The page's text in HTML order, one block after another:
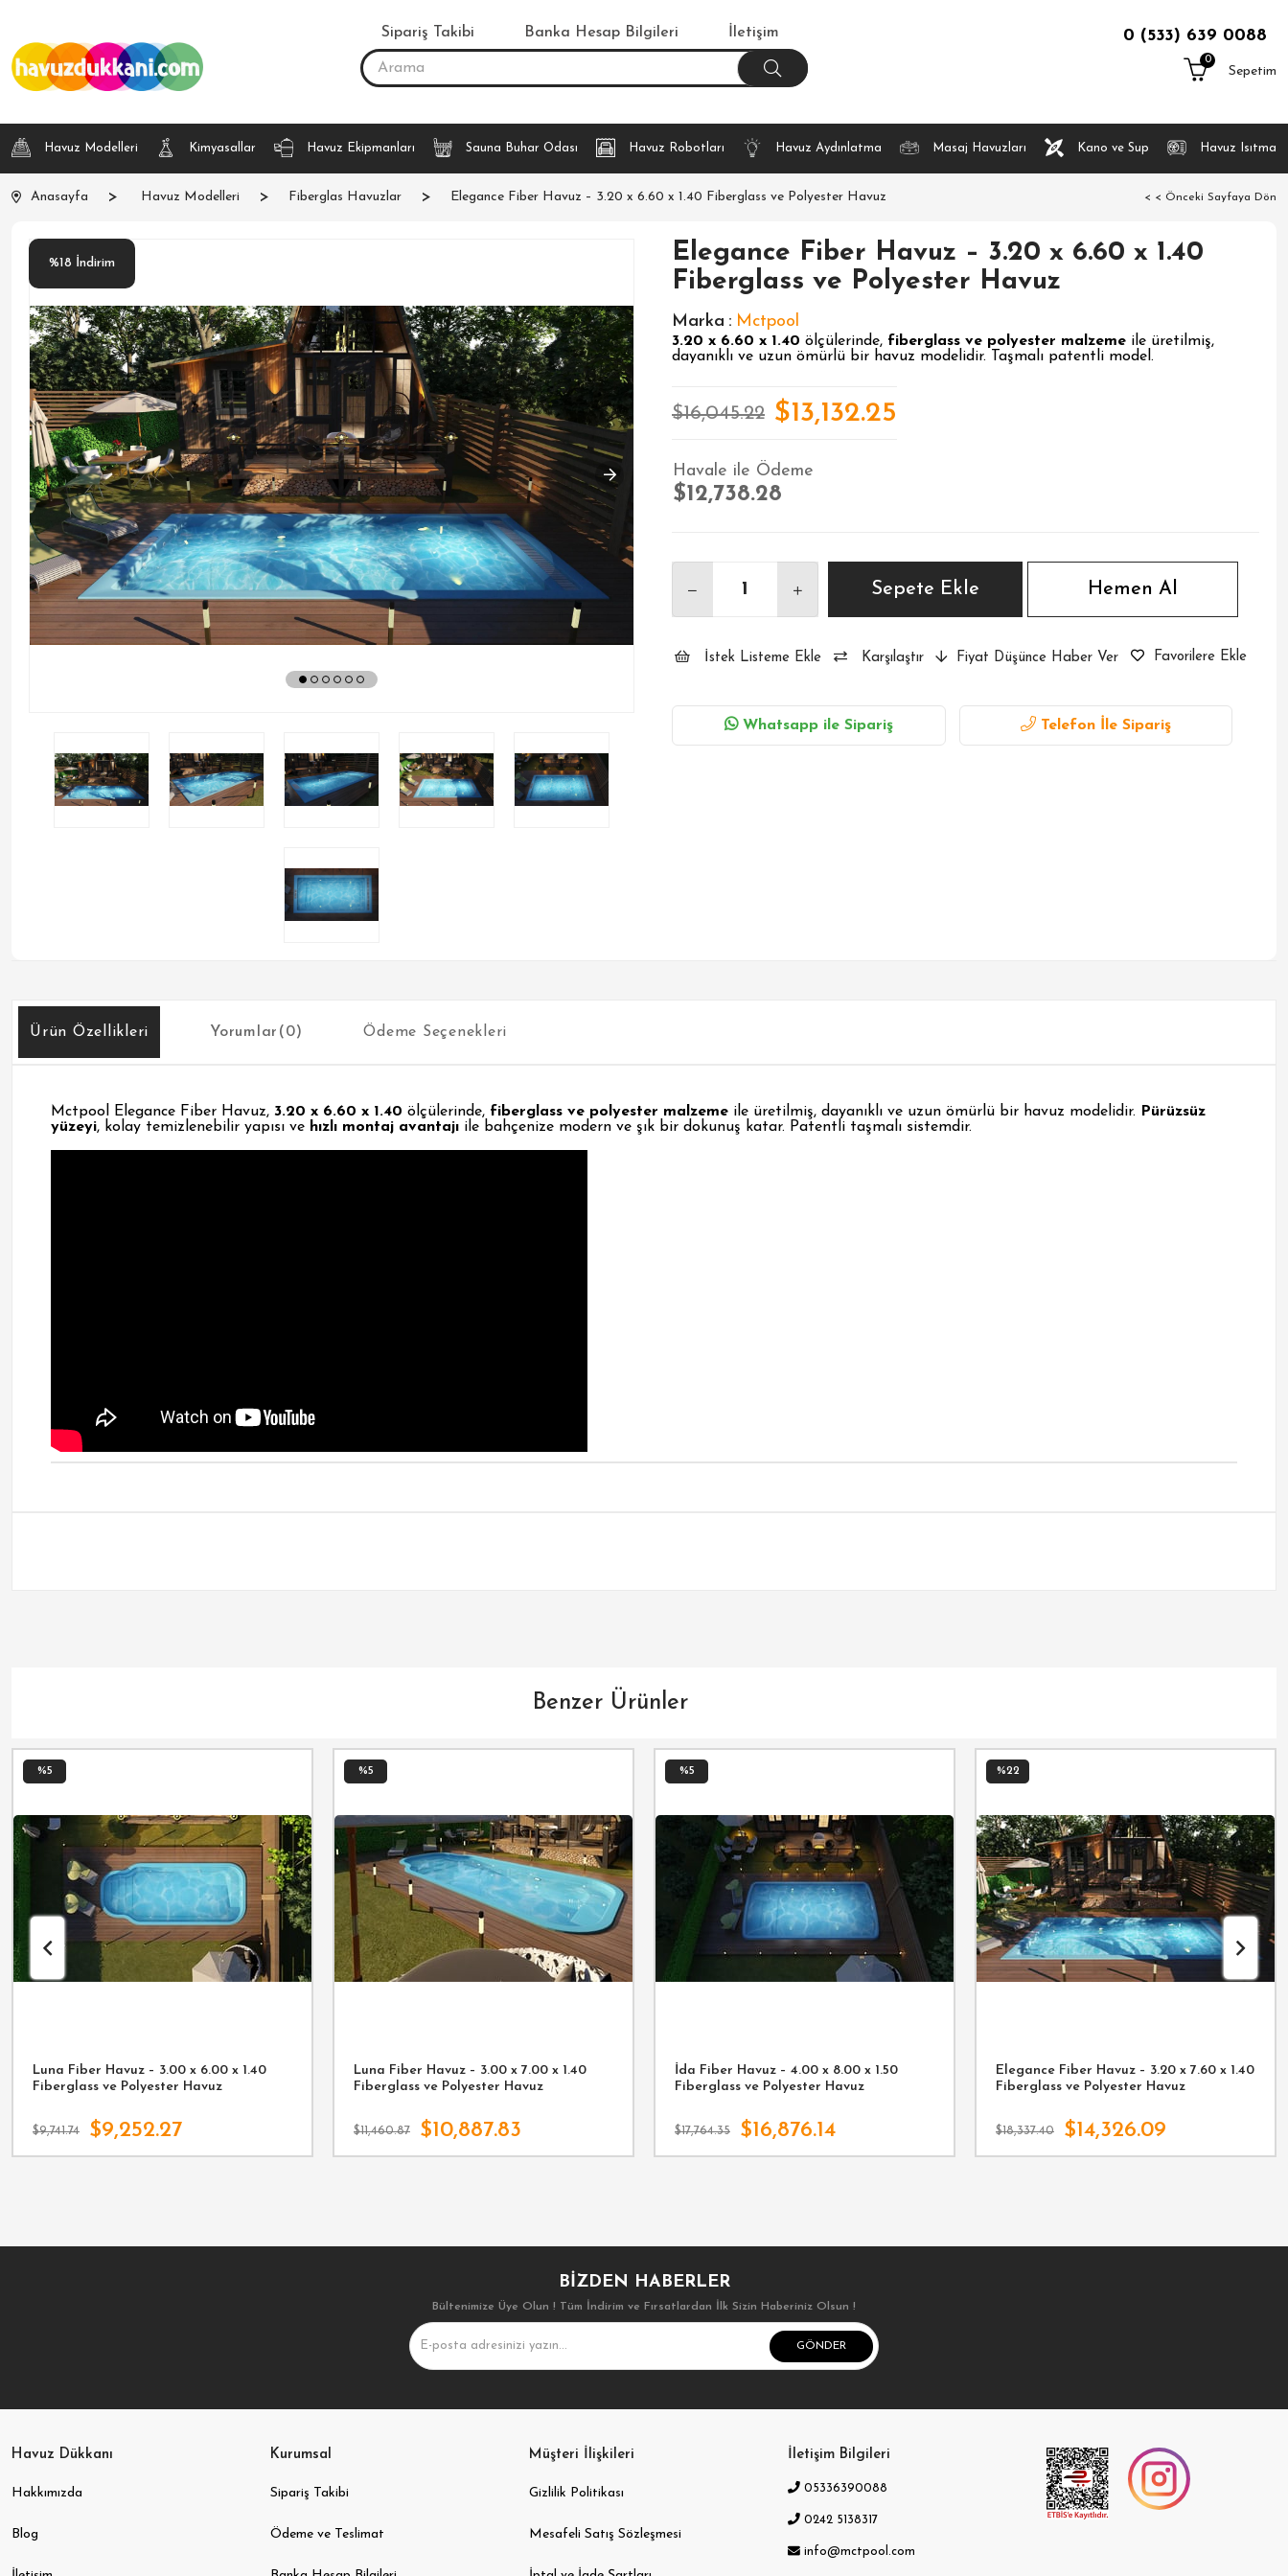
0 (533) 639 0088
Sepetim
0
Sipariş Takibi Banka Hesap Bilgileri İletişim
Havuz Modelleri Kimyasallar Havuz Ekipmanları Sauna Buhar Odası Havuz Robotları Havuz Aydınlatma Masaj Havuzları Kano ve Sup Havuz Isıtma
Anasayfa Havuz Modelleri Fiberglas Havuzlar Elegance Fiber Havuz – 3.20 x 6.60 x 1.40 Fiberglass ve Polyester Havuz < < Önceki Sayfaya Dön
%18 İndirim
Elegance Fiber Havuz – 3.20 x 6.60 x 1.40
Fiberglass ve Polyester Havuz
Marka : Mctpool
3.20 x 6.60 x 1.40 ölçülerinde, fiberglass ve polyester malzeme ile üretilmiş,
dayanıklı ve uzun ömürlü bir havuz modelidir. Taşmalı patentli model.
$16,045.22 $13,132.25
Havale ile Ödeme
$12,738.28
İstek Listeme Ekle Karşılaştır Fiyat Düşünce Haber Ver Favorilere Ekle
Whatsapp ile Sipariş Telefon İle Sipariş
Ürün Özellikleri Yorumlar (0) Ödeme Seçenekleri
Mctpool Elegance Fiber Havuz, 3.20 x 6.60 x 1.40 ölçülerinde, fiberglass ve polyester malzeme ile üretilmiş, dayanıklı ve uzun ömürlü bir havuz modelidir.
Pürüzsüz
yüzeyi, kolay temizlenebilir yapısı ve hızlı montaj avantajı ile bahçenize modern ve şık bir dokunuş katar. Patentli taşmalı sistemdir.
Benzer Ürünler
Luna Fiber Havuz – 3.00 x 6.00 x 1.40
Fiberglass ve Polyester Havuz
$9,252.27
$9,741.74
%5
Luna Fiber Havuz – 3.00 x 7.00 x 1.40
Fiberglass ve Polyester Havuz
$10,887.83
$11,460.87
%5
İda Fiber Havuz – 4.00 x 8.00 x 1.50
Fiberglass ve Polyester Havuz
$16,876.14
$17,764.35
%5
Elegance Fiber Havuz – 3.20 x 7.60 x 1.40
Fiberglass ve Polyester Havuz
$14,326.09
$18,337.40
%22
BIZDEN HABERLER
Bültenimize Üye Olun ! Tüm İndirim ve Fırsatlardan İlk Sizin Haberiniz Olsun !
GÖNDER
Havuz Dükkanı
Hakkımızda
Blog
Kurumsal
Sipariş Takibi
Ödeme ve Teslimat
Müşteri İlişkileri
Gizlilik Politikası
Mesafeli Satış Sözleşmesi
İletişim Bilgileri
05336390088
0242 5138317
info@mctpool.com